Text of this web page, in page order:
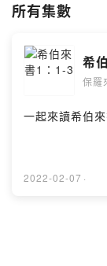
所有集數
希
保羅
一起來讀希伯
2022-02-07 ·